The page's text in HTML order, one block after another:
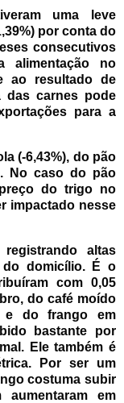
uma leve
por conta do
consecutivos
no
ao resultado de
das carnes pode
para a
(-6,43%), do pão
No caso do pão
do trigo no
impactado nesse
altas
do domicílio. É o
com 0,05
do café moído
e do frango em
bastante por
Ele também é
Por ser um
costuma subir
aumentaram em